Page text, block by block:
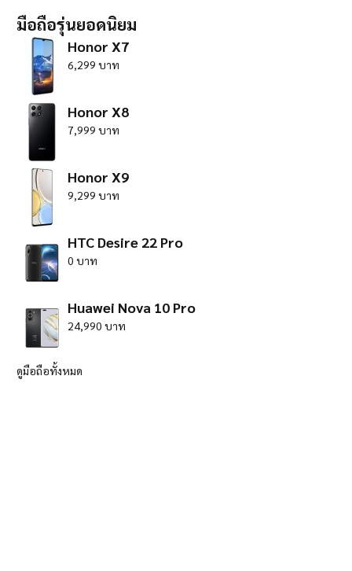
มือถือรุ่นยอดนิยม
Honor X7
6,299 บาท
Honor X8
7,999 บาท
Honor X9
9,299 บาท
HTC Desire 22 Pro
0 บาท
Huawei Nova 10 Pro
24,990 บาท
ดูมือถือทั้งหมด